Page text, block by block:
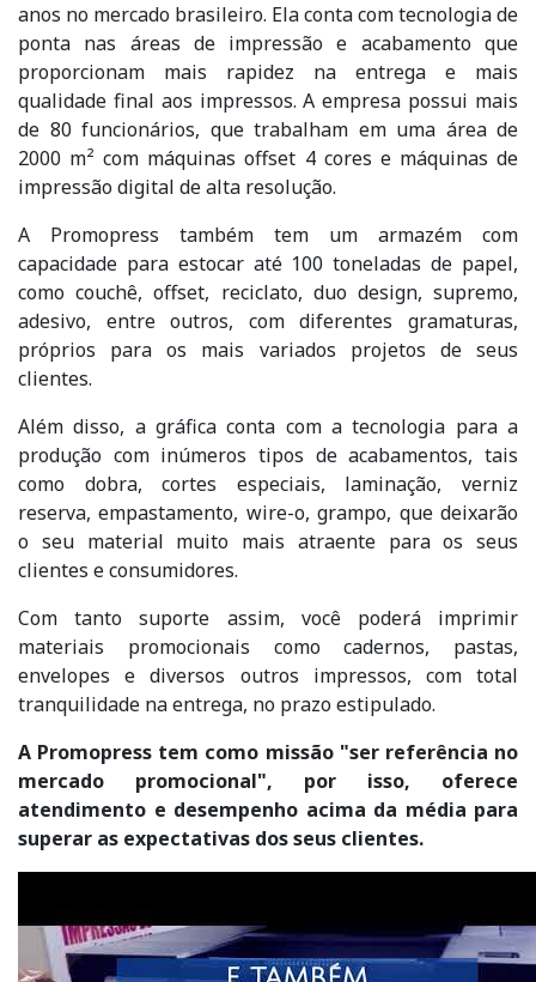
anos no mercado brasileiro. Ela conta com tecnologia de
ponta nas áreas de impressão e acabamento que
proporcionam mais rapidez na entrega e mais
qualidade final aos impressos. A empresa possui mais
de 80 funcionários, que trabalham em uma área de
2000 m² com máquinas offset 4 cores e máquinas de
impressão digital de alta resolução.
A Promopress também tem um armazém com
capacidade para estocar até 100 toneladas de papel,
como couchê, offset, reciclato, duo design, supremo,
adesivo, entre outros, com diferentes gramaturas,
próprios para os mais variados projetos de seus
clientes.
Além disso, a gráfica conta com a tecnologia para a
produção com inúmeros tipos de acabamentos, tais
como dobra, cortes especiais, laminação, verniz
reserva, empastamento, wire-o, grampo, que deixarão
o seu material muito mais atraente para os seus
clientes e consumidores.
Com tanto suporte assim, você poderá imprimir
materiais promocionais como cadernos, pastas,
envelopes e diversos outros impressos, com total
tranquilidade na entrega, no prazo estipulado.
A Promopress tem como missão "ser referência no
mercado promocional", por isso, oferece
atendimento e desempenho acima da média para
superar as expectativas dos seus clientes.